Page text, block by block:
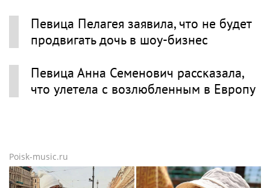
Певица Пелагея заявила, что не будет
продвигать дочь в шоу-бизнес
Певица Анна Семенович рассказала,
что улетела с возлюбленным в Европу
Poisk-music.ru